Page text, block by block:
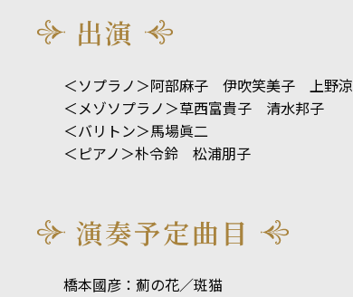
出演
＜ソプラノ＞阿部麻子 伊吹笑美子 上
＜メゾソプラノ＞草西富貴子 清水邦子
＜バリトン＞馬場眞二
＜ピアノ＞朴令鈴 松浦朋子
演奏予定曲目
橋本國彦：薊の花／斑猫